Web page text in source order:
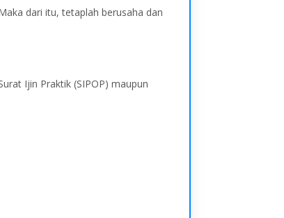
dari itu, tetaplah berusaha dan
Ijin Praktik (SIPOP) maupun